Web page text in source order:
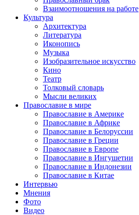
Взаимоотношения на работе
Культура
Архитектура
Литература
Иконопись
Музыка
Изобразительное искусство
Кино
Театр
Толковый словарь
Мысли великих
Православие в мире
Православие в Америке
Православие в Африке
Православие в Белоруссии
Православие в Греции
Православие в Европе
Православие в Ингушетии
Православие в Индонезии
Православие в Китае
Интервью
Мнения
Фото
Видео